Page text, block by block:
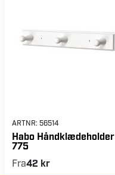
ARTNR: 56514
Habo Håndklædeholder
775
Fra42 kr